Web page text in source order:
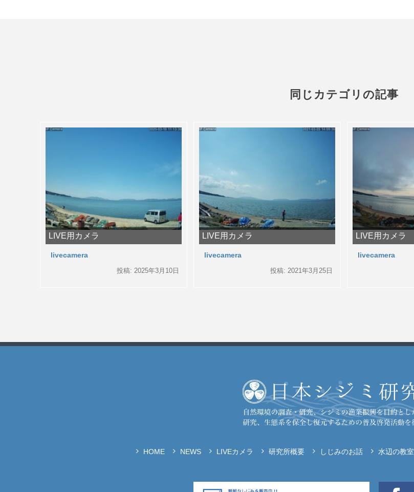
同じカテゴリの記事
LIVE用カメラ
livecamera
投稿: 2025年3月10日
LIVE用カメラ
livecamera
投稿: 2021年3月25日
LIVE用カメラ
livecamera
HOME NEWS LIVEカメラ 研究所概要 しじみのお話 水辺の教室